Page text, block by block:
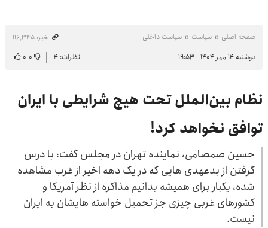
صفحه اصلی سیاست سیاست داخلی
خبر: ۱۱۶٬۳۴۵
دوشنبه ۱۴ مهر ۱۴۰۴ - ۱۹:۵۳
نظرات: ۴ ۰-۰
نظام بین‌الملل تحت هیچ شرایطی با ایران
توافق نخواهد کرد!
حسین صمصامی، نماینده تهران در مجلس گفت: با درس
گرفتن از بدعهدی هایی که در یک دهه اخیر از غرب مشاهده
شده، یکبار برای همیشه بدانیم مذاکره از نظر آمریکا و
کشورهای غربی چیزی جز تحمیل خواسته هایشان به ایران
نیست.